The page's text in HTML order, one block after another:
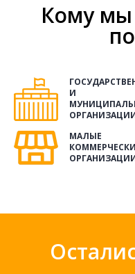
Кому
И
МАЛЫЕ